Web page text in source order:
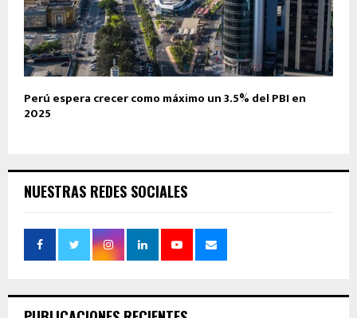
Perú espera crecer como máximo un 3.5% del PBI en
2025
NUESTRAS REDES SOCIALES